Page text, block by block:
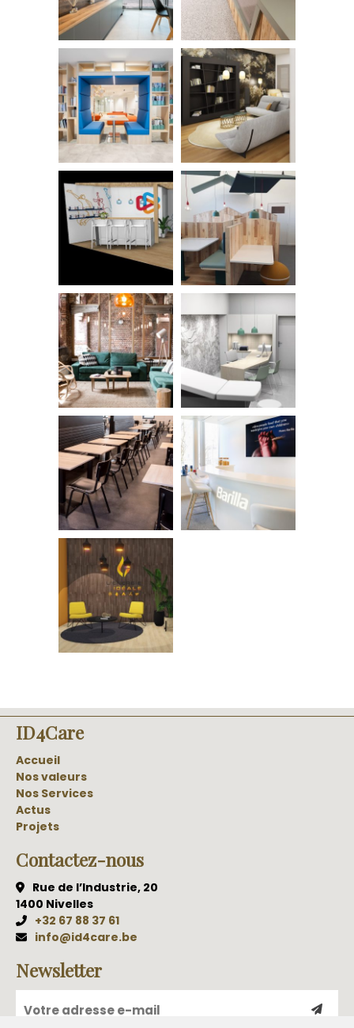
ID4Care
Accueil
Nos valeurs
Nos Services
Actus
Projets
Contactez-nous
Rue de l’Industrie, 20
1400 Nivelles
+32 67 88 37 61
info@id4care.be
Newsletter